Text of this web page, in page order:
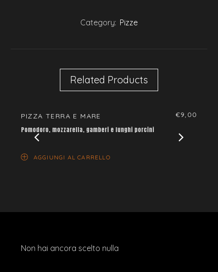
Category: Pizze
Related Products
PIZZA TERRA E MARE €9,00
Pomodoro, mozzarella, gamberi e funghi porcini
AGGIUNGI AL CARRELLO
Non hai ancora scelto nulla